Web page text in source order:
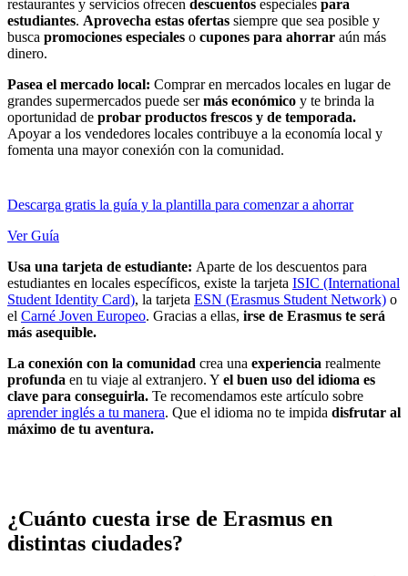
restaurantes y servicios ofrecen descuentos especiales para
estudiantes. Aprovecha estas ofertas siempre que sea posible y
busca promociones especiales o cupones para ahorrar aún más
dinero.
Pasea el mercado local: Comprar en mercados locales en lugar de
grandes supermercados puede sermás económico y te brinda la
oportunidad de probar productos frescos y de temporada.
Apoyar a los vendedores locales contribuye a la economía local y
fomenta una mayor conexión con la comunidad.
Descarga gratis la guía y la plantilla para comenzar a ahorrar
Ver Guía
Usa una tarjeta de estudiante: Aparte de los descuentos para
estudiantes en locales específicos, existe la tarjeta ISIC (International
Student Identity Card), la tarjeta ESN (Erasmus Student Network) o
el Carné Joven Europeo. Gracias a ellas, irse de Erasmus te será
más asequible.
La conexión con la comunidad crea una experiencia realmente
profunda en tu viaje al extranjero. Y el buen uso del idioma es
clave para conseguirla. Te recomendamos este artículo sobre
aprender inglés a tu manera. Que el idioma no te impida disfrutar al
máximo de tu aventura.
¿Cuánto cuesta irse de Erasmus en
distintas ciudades?